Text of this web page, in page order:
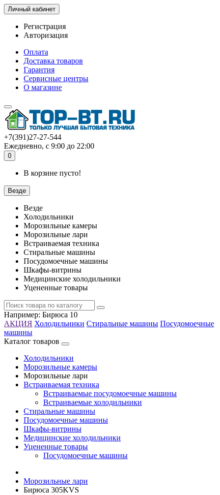
Личный кабинет
Регистрация
Авторизация
Оплата
Доставка товаров
Гарантия
Сервисные центры
О магазине
+7(391)27-27-544
Ежедневно, с 9:00 до 22:00
0
В корзине пусто!
Везде
Везде
Холодильники
Морозильные камеры
Морозильные лари
Встраиваемая техника
Стиральные машины
Посудомоечные машины
Шкафы-витрины
Медицинские холодильники
Уцененные товары
Например: Бирюса 10
АКЦИЯ Холодильники Стиральные машины Посудомоечные
машины
Каталог товаров
Холодильники
Морозильные камеры
Морозильные лари
Встраиваемая техника
Встраиваемые посудомоечные машины
Встраиваемые холодильники
Стиральные машины
Посудомоечные машины
Шкафы-витрины
Медицинские холодильники
Уцененные товары
Посудомоечные машины
Морозильные лари
Бирюса 305KVS